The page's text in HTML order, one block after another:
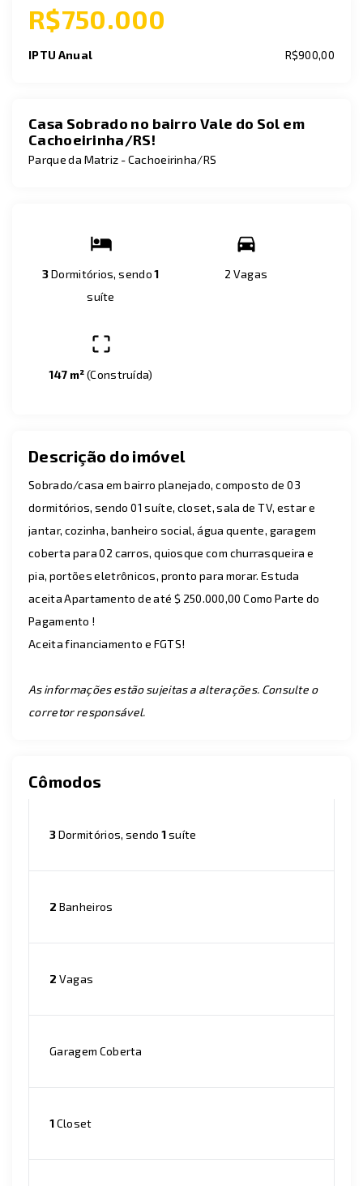
R$750.000
IPTU Anual R$900,00
Casa Sobrado no bairro Vale do Sol em
Cachoeirinha/RS!
Parque da Matriz - Cachoeirinha/RS
3Dormitórios, sendo1
suíte
2 Vagas
147 m²(Construída)
Descrição do imóvel
Sobrado/casa em bairro planejado, composto de 03
dormitórios, sendo 01 suíte, closet, sala de TV, estar e
jantar, cozinha, banheiro social, água quente, garagem
coberta para 02 carros, quiosque com churrasqueira e
pia, portões eletrônicos, pronto para morar. Estuda
aceita Apartamento de até $ 250.000,00 Como Parte do
Pagamento !
Aceita financiamento e FGTS!
As informações estão sujeitas a alterações. Consulte o
corretor responsável.
Cômodos
3Dormitórios, sendo1suíte
2 Banheiros
2 Vagas
Garagem Coberta
1Closet